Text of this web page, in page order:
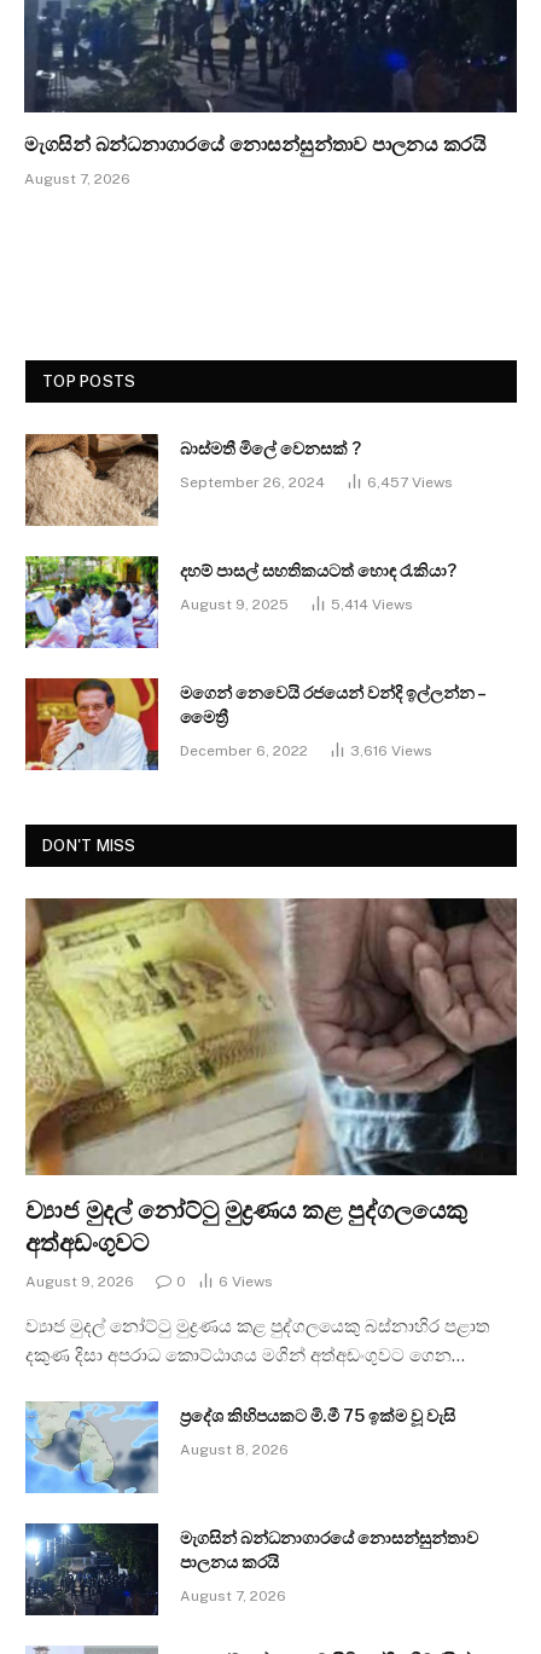
මැගසින් බන්ධනාගාරයේ නොසන්සුන්තාව පාලනය කරයි
August 7, 2026
TOP POSTS
බාස්මතී මිලේ වෙනසක් ?
September 26, 2024 6,457 Views
දහම් පාසල් සහතිකයටත් හොඳ රැකියා?
August 9, 2025 5,414 Views
මගෙන් නෙවෙයි රජයෙන් වන්දි ඉල්ලන්න –
මෛත්‍රී
December 6, 2022 3,616 Views
DON'T MISS
ව්‍යාජ මුදල් නෝට්ටු මුද්‍රණය කළ පුද්ගලයෙකු
අත්අඩංගුවට
August 9, 2026 0 6 Views
ව්‍යාජ මුදල් නෝට්ටු මුද්‍රණය කළ පුද්ගලයෙකු බස්නාහිර පළාත
දකුණ දිසා අපරාධ කොට්ඨාශය මගින් අත්අඩංගුවට ගෙන…
ප්‍රදේශ කිහිපයකට මි.මී 75 ඉක්ම වූ වැසි
August 8, 2026
මැගසින් බන්ධනාගාරයේ නොසන්සුන්තාව
පාලනය කරයි
August 7, 2026